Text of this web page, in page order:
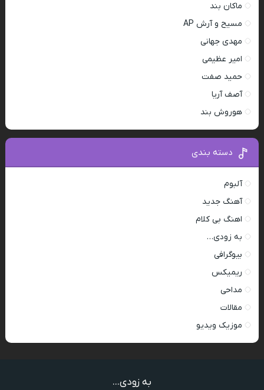
ماکان بند
مسیح و آرش AP
مهدی جهانی
امیر عظیمی
حمید صفت
آصف آریا
هوروش بند
دسته بندی
آلبوم
آهنگ جدید
اهنگ بی کلام
به زودی…
بیوگرافی
ریمیکس
مداحی
مقالات
موزیک ویدیو
به زودی...